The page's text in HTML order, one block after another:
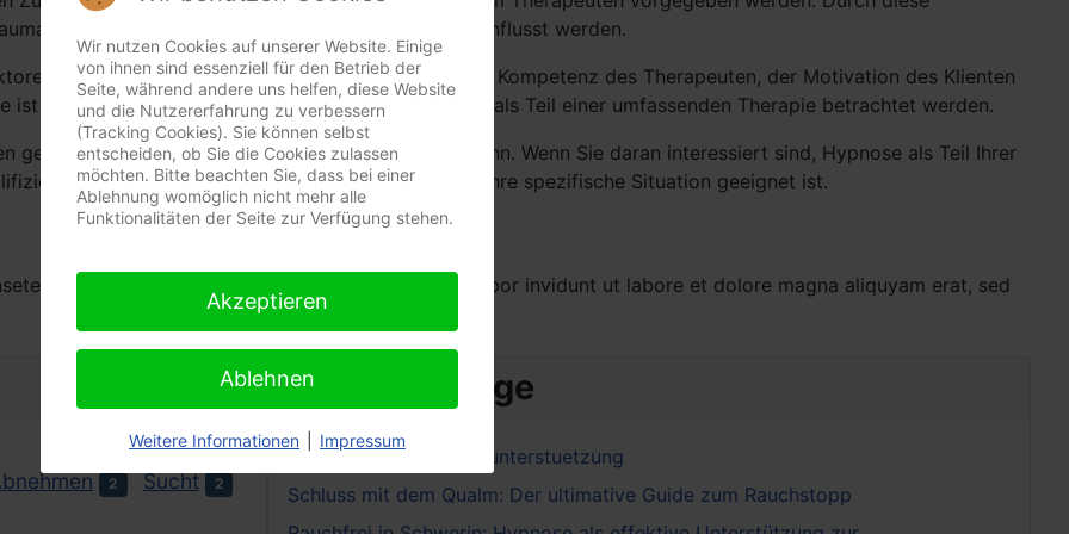
oder andere psychische Probleme positiv beeinflusst werden.
abhängig, wie beispielsweise der Erfahrung und Kompetenz des Therapeuten, der Motivation des Klienten
auch keine Allheilmethode und sollte in der Regel als Teil einer umfassenden Therapie betrachtet werden.
ist und nicht bei allen Problemen helfen kann. Wenn Sie daran interessiert sind, Hypnose als Teil Ihrer
Therapeuten, um herauszufinden, ob es für Ihre spezifische Situation geeignet ist.
sadipscing elitr, sed diam nonumy eirmod tempor invidunt ut labore et dolore magna aliquyam erat, sed
2 Sucht 2
ältere Beiträge
rauchfrei-werden-mit-unterstuetzung
Schluss mit dem Qualm: Der ultimative Guide zum Rauchstopp
Wir nutzen Cookies auf unserer Website. Einige
von ihnen sind essenziell für den Betrieb der
Seite, während andere uns helfen, diese Website
und die Nutzererfahrung zu verbessern
(Tracking Cookies). Sie können selbst
entscheiden, ob Sie die Cookies zulassen
möchten. Bitte beachten Sie, dass bei einer
Ablehnung womöglich nicht mehr alle
Funktionalitäten der Seite zur Verfügung stehen.
Akzeptieren
Ablehnen
Weitere Informationen Impressum